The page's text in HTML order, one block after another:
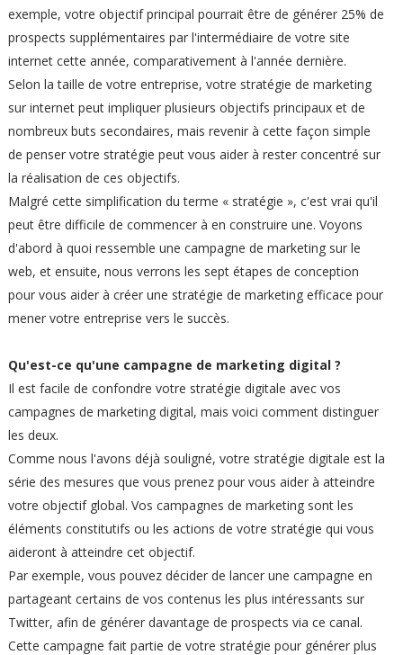
exemple, votre objectif principal pourrait être de générer 25% de
prospects supplémentaires par l'intermédiaire de votre site
internet cette année, comparativement à l'année dernière.
Selon la taille de votre entreprise, votre stratégie de marketing
sur internet peut impliquer plusieurs objectifs principaux et de
nombreux buts secondaires, mais revenir à cette façon simple
de penser votre stratégie peut vous aider à rester concentré sur
la réalisation de ces objectifs.
Malgré cette simplification du terme « stratégie », c'est vrai qu'il
peut être difficile de commencer à en construire une. Voyons
d'abord à quoi ressemble une campagne de marketing sur le
web, et ensuite, nous verrons les sept étapes de conception
pour vous aider à créer une stratégie de marketing efficace pour
mener votre entreprise vers le succès.
Qu'est-ce qu'une campagne de marketing digital ?
Il est facile de confondre votre stratégie digitale avec vos
campagnes de marketing digital, mais voici comment distinguer
les deux.
Comme nous l'avons déjà souligné, votre stratégie digitale est la
série des mesures que vous prenez pour vous aider à atteindre
votre objectif global. Vos campagnes de marketing sont les
éléments constitutifs ou les actions de votre stratégie qui vous
aideront à atteindre cet objectif.
Par exemple, vous pouvez décider de lancer une campagne en
partageant certains de vos contenus les plus intéressants sur
Twitter, afin de générer davantage de prospects via ce canal.
Cette campagne fait partie de votre stratégie pour générer plus